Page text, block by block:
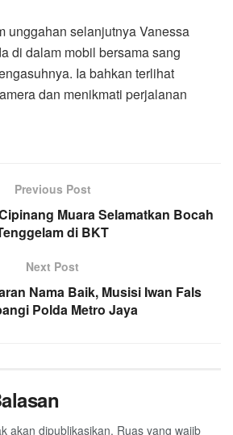
unggahan selanjutnya Vanessa
di dalam mobil bersama sang
Ia bahkan terlihat
dan menikmati perjalanan
Previous Post
Muara Selamatkan Bocah
di BKT
Next Post
Nama Baik, Musisi Iwan Fals
Polda Metro Jaya
akan dipublikasikan. Ruas yang wajib